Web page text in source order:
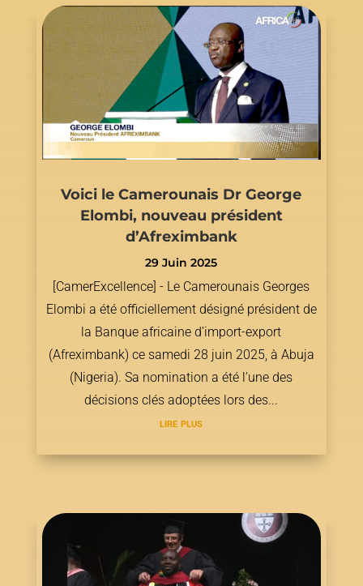
Voici le Camerounais Dr George
Elombi, nouveau président
d’Afreximbank
29 Juin 2025
[CamerExcellence] - Le Camerounais Georges
Elombi a été officiellement désigné président de
la Banque africaine d’import-export
(Afreximbank) ce samedi 28 juin 2025, à Abuja
(Nigeria). Sa nomination a été l’une des
décisions clés adoptées lors des...
lire plus